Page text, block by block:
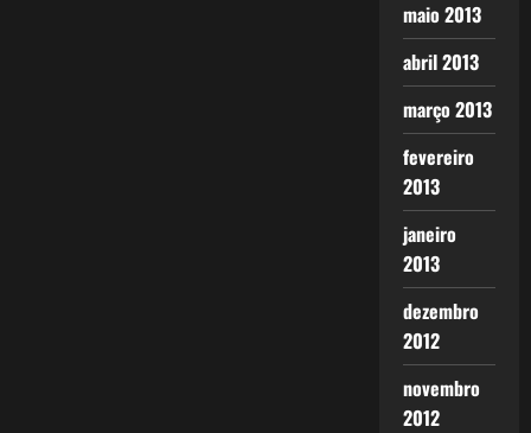
maio 2013
abril 2013
março 2013
fevereiro
2013
janeiro
2013
dezembro
2012
novembro
2012